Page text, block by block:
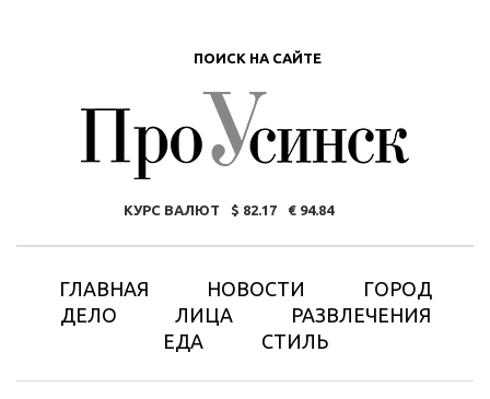
ПОИСК НА САЙТЕ
КУРС ВАЛЮТ 82.17 94.84
ГЛАВНАЯ НОВОСТИ
ГОРОД
ДЕЛО
ЛИЦА
РАЗВЛЕЧЕНИЯ
ЕДА
СТИЛЬ